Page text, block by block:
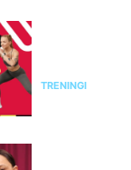
TRENINGI